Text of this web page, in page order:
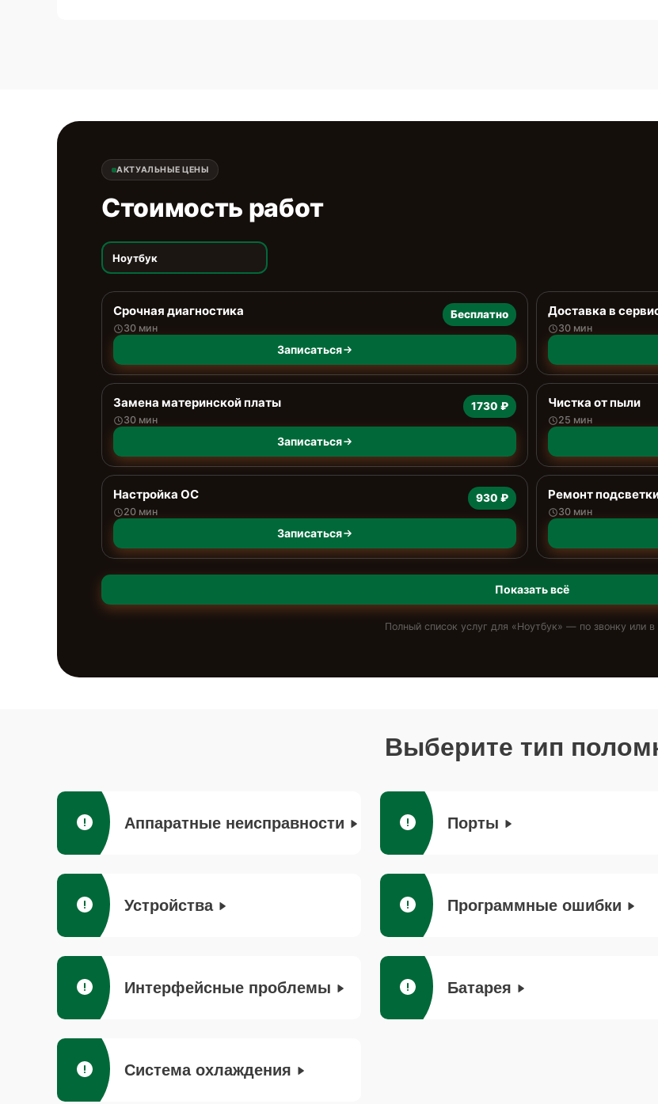
АКТУАЛЬНЫЕ ЦЕНЫ
Стоимость работ
Ноутбук
Срочная диагностика
30 мин
Бесплатно
Записаться
Доставка в
30 мин
Замена материнской платы
30 мин
1730 ₽
Записаться
Чистка от пыли
25 мин
Настройка ОС
20 мин
930 ₽
Записаться
Ремонт
30 мин
Показать всё
Полный список услуг для «Ноутбук» — по звонку или в
Выберите тип
Аппаратные неисправности Порты
Устройства Программные ошибки
Интерфейсные проблемы Батарея
Система охлаждения